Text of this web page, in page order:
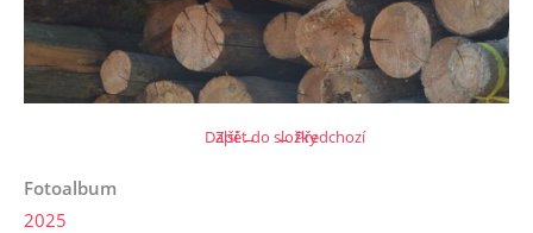
← Předchozí
Další →
Zpět do složky
Fotoalbum
2025